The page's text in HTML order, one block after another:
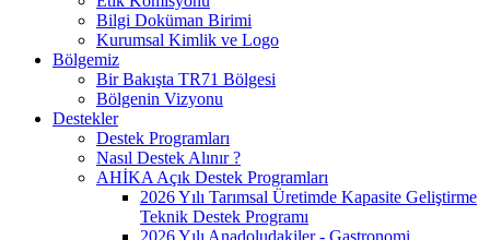
Bilgi Doküman Birimi
Kurumsal Kimlik ve Logo
Bölgemiz
Bir Bakışta TR71 Bölgesi
Bölgenin Vizyonu
Destekler
Destek Programları
Nasıl Destek Alınır ?
AHİKA Açık Destek Programları
2026 Yılı Tarımsal Üretimde Kapasite Geliştirme
Teknik Destek Programı
2026 Yılı Anadoludakiler - Gastronomi